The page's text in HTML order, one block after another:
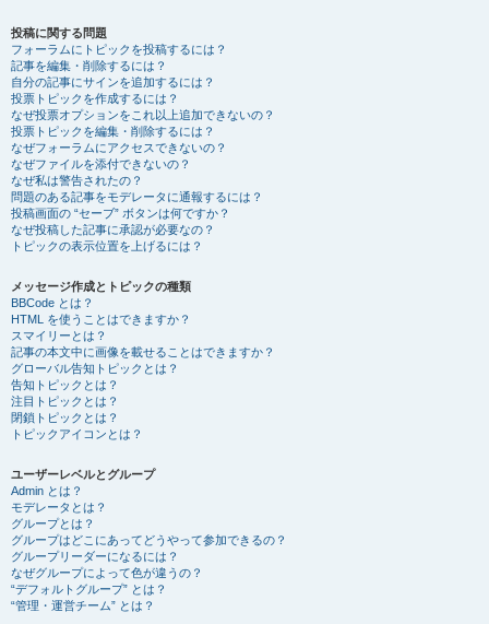
投稿に関する問題
フォーラムにトピックを投稿するには？
記事を編集・削除するには？
自分の記事にサインを追加するには？
投票トピックを作成するには？
なぜ投票オプションをこれ以上追加できないの？
投票トピックを編集・削除するには？
なぜフォーラムにアクセスできないの？
なぜファイルを添付できないの？
なぜ私は警告されたの？
問題のある記事をモデレータに通報するには？
投稿画面の “セーブ” ボタンは何ですか？
なぜ投稿した記事に承認が必要なの？
トピックの表示位置を上げるには？
メッセージ作成とトピックの種類
BBCode とは？
HTML を使うことはできますか？
スマイリーとは？
記事の本文中に画像を載せることはできますか？
グローバル告知トピックとは？
告知トピックとは？
注目トピックとは？
閉鎖トピックとは？
トピックアイコンとは？
ユーザーレベルとグループ
Admin とは？
モデレータとは？
グループとは？
グループはどこにあってどうやって参加できるの？
グループリーダーになるには？
なぜグループによって色が違うの？
“デフォルトグループ” とは？
“管理・運営チーム” とは？